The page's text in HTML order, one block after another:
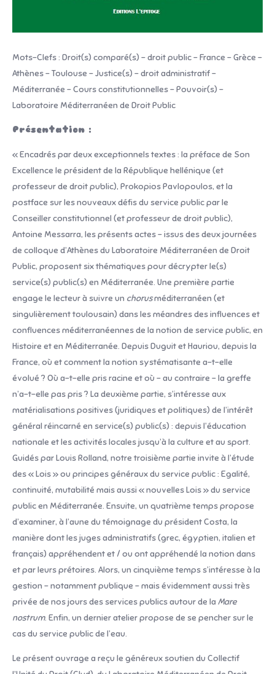
Mots-Clefs : Droit(s) comparé(s) – droit public – France – Grèce –
Athènes – Toulouse – Justice(s) – droit administratif –
Méditerranée – Cours constitutionnelles – Pouvoir(s) –
Laboratoire Méditerranéen de Droit Public
Présentation :
« Encadrés par deux exceptionnels textes : la préface de Son
Excellence le président de la République hellénique (et
professeur de droit public), Prokopios Pavlopoulos, et la
postface sur les nouveaux défis du service public par le
Conseiller constitutionnel (et professeur de droit public),
Antoine Messarra, les présents actes – issus des deux journées
de colloque d’Athènes du Laboratoire Méditerranéen de Droit
Public, proposent six thématiques pour décrypter le(s)
service(s) public(s) en Méditerranée. Une première partie
engage le lecteur à suivre un chorusméditerranéen (et
singulièrement toulousain) dans les méandres des influences et
confluences méditerranéennes de la notion de service public, en
Histoire et en Méditerranée. Depuis Duguit et Hauriou, depuis la
France, où et comment la notion systématisante a-t-elle
évolué ? Où a-t-elle pris racine et où – au contraire – la greffe
n’a-t-elle pas pris ? La deuxième partie, s’intéresse aux
matérialisations positives (juridiques et politiques) de l’intérêt
général réincarné en service(s) public(s) : depuis l’éducation
nationale et les activités locales jusqu’à la culture et au sport.
Guidés par Louis Rolland, notre troisième partie invite à l’étude
des « Lois » ou principes généraux du service public : Egalité,
continuité, mutabilité mais aussi « nouvelles Lois » du service
public en Méditerranée. Ensuite, un quatrième temps propose
d’examiner, à l’aune du témoignage du président Costa, la
manière dont les juges administratifs (grec, égyptien, italien et
français) appréhendent et / ou ont appréhendé la notion dans
et par leurs prétoires. Alors, un cinquième temps s’intéresse à la
gestion – notamment publique – mais évidemment aussi très
privée de nos jours des services publics autour de la Mare
nostrum. Enfin, un dernier atelier propose de se pencher sur le
cas du service public de l’eau.
Le présent ouvrage a reçu le généreux soutien du Collectif